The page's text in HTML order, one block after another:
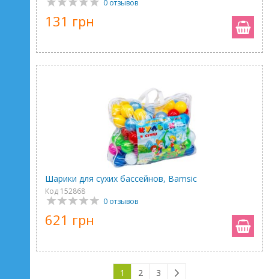
0 отзывов
131 грн
Шарики для сухих бассейнов, Bamsic
Код 152868
0 отзывов
621 грн
1 2 3